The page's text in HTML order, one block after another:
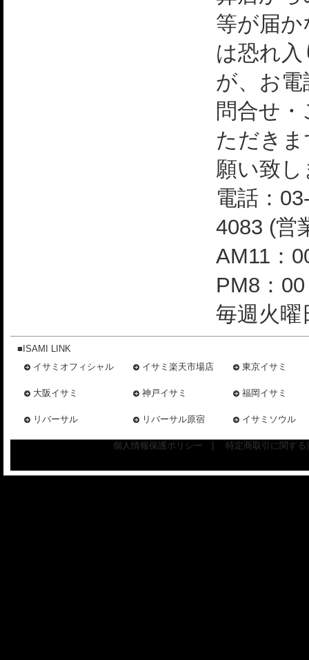
等が届
は恐れ
が、お
問合せ
ただき
願い致
電話：
4083 (営
AM11：
PM8：
毎週火曜
■ISAMI LINK
イサミオフィシャル
イサミ楽天市場店 東京イサミ
大阪イサミ 神戸イサミ 福岡イサミ
リバーサル リバーサル原宿 イサミソウル
個人情報保護ポリシー 特定商取引に関す